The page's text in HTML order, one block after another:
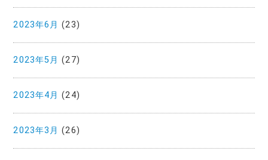
2023年6月 (23)
2023年5月 (27)
2023年4月 (24)
2023年3月 (26)